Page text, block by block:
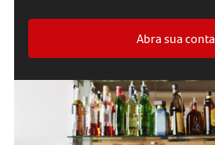
Abra sua conta